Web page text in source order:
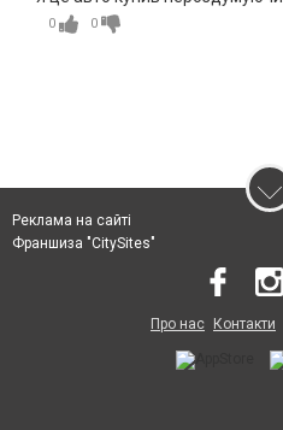
0 0
Реклама на сайті
Франшиза "CitySites"
Про нас Контакти